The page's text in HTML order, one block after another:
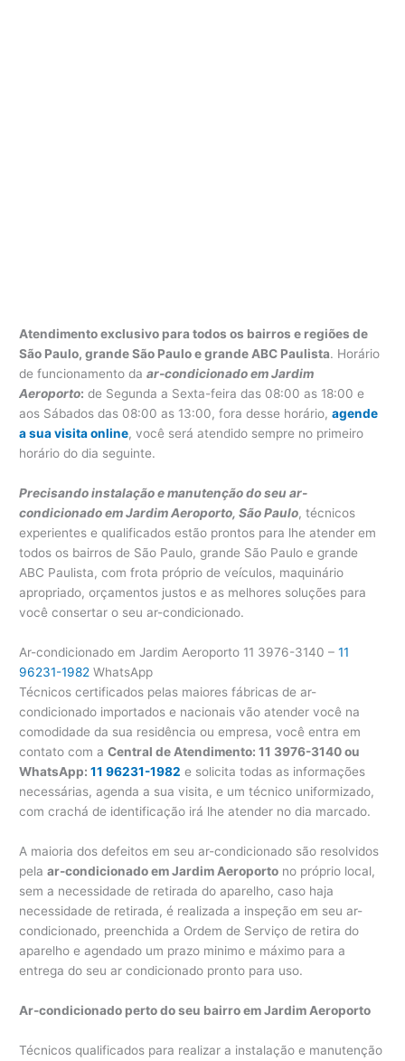
Atendimento exclusivo para todos os bairros e regiões de
São Paulo, grande São Paulo e grande ABC Paulista. Horário
de funcionamento daar-condicionado em Jardim
Aeroporto: de Segunda a Sexta-feira das 08:00 as 18:00 e
aos Sábados das 08:00 as 13:00, fora desse horário,agende
a sua visita online, você será atendido sempre no primeiro
horário do dia seguinte.
Precisando instalação e manutenção do seu ar-
condicionado em Jardim Aeroporto, São Paulo, técnicos
experientes e qualificados estão prontos para lhe atender em
todos os bairros de São Paulo, grande São Paulo e grande
ABC Paulista, com frota próprio de veículos, maquinário
apropriado, orçamentos justos e as melhores soluções para
você consertar o seu ar-condicionado.
Ar-condicionado em Jardim Aeroporto 11 3976-3140 –11
96231-1982 WhatsApp
Técnicos certificados pelas maiores fábricas de ar-
condicionado importados e nacionais vão atender você na
comodidade da sua residência ou empresa, você entra em
contato com aCentral de Atendimento: 11 3976-3140 ou
WhatsApp:11 96231-1982 e solicita todas as informações
necessárias, agenda a sua visita, e um técnico uniformizado,
com crachá de identificação irá lhe atender no dia marcado.
A maioria dos defeitos em seu ar-condicionado são resolvidos
pelaar-condicionado em Jardim Aeroporto no próprio local,
sem a necessidade de retirada do aparelho, caso haja
necessidade de retirada, é realizada a inspeção em seu ar-
condicionado, preenchida a Ordem de Serviço de retira do
aparelho e agendado um prazo minimo e máximo para a
entrega do seu ar condicionado pronto para uso.
Ar-condicionado perto do seu bairro em Jardim Aeroporto
Técnicos qualificados para realizar a instalação e manutenção